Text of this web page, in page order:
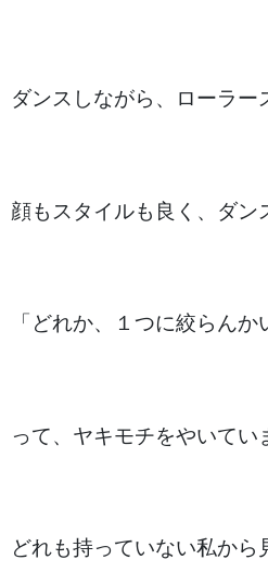
ダンスしながら、ローラー
顔もスタイルも良く、ダン
「どれか、１つに絞らんか
って、ヤキモチをやいてい
どれも持っていない私から